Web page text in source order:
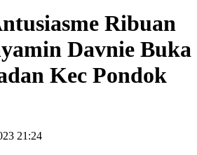
Ribuan
Davnie Buka
Kec Pondok
21:24